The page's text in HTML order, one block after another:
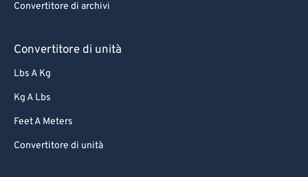
Convertitore di archivi
Convertitore di unità
Lbs A Kg
Kg A Lbs
Feet A Meters
Convertitore di unità